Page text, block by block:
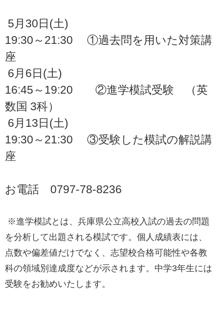
5月30日(土)
19:30～21:30 ①過去問を用いた対策講
座
6月6日(土)
16:45～19:20 ②進学模試受験 （英
数国 3科）
6月13日(土)
19:30～21:30 ③受験した模試の解説講
座
お電話 0797-78-8236
※進学模試とは、兵庫県公立高校入試の過去の問題
を分析して出題される模試です。個人成績表には、
点数や偏差値だけでなく、志望校合格可能性や各教
科の領域別達成度などが示されます。中学3年生には
受験をお勧めいたします。